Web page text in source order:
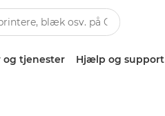
og tjenester Hjælp og support